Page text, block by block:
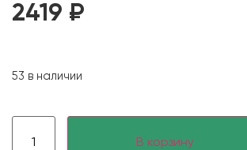
2419 ₽
53 в наличии
В корзину